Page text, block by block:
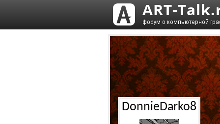
DonnieDarko8